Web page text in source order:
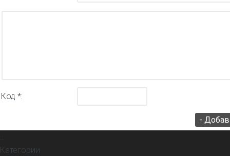
Код *:
Категории
Информация о сайте